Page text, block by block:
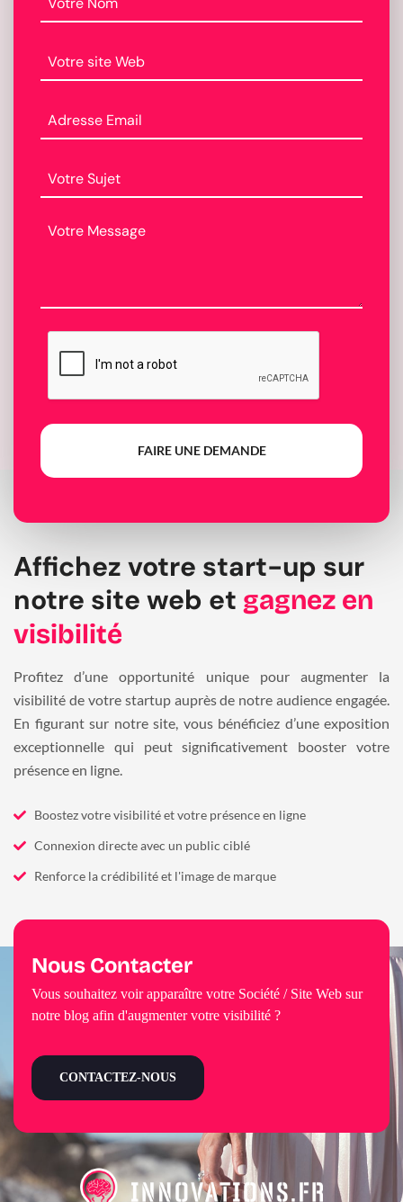
FAIRE UNE DEMANDE
Affichez votre start-up sur
notre site web et gagnez en
visibilité
Profitez d’une opportunité unique pour augmenter la
visibilité de votre startup auprès de notre audience engagée.
En figurant sur notre site, vous bénéficiez d’une exposition
exceptionnelle qui peut significativement booster votre
présence en ligne.
Boostez votre visibilité et votre présence en ligne
Connexion directe avec un public ciblé
Renforce la crédibilité et l'image de marque
Nous Contacter
Vous souhaitez voir apparaître votre Société / Site Web sur
notre blog afin d'augmenter votre visibilité ?
CONTACTEZ-NOUS